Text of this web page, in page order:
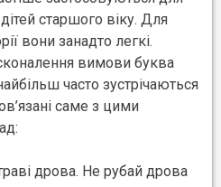
старшого віку. Для
вони занадто легкі.
вимови буква
часто зустрічаються
саме з цими
дрова. Не рубай дрова